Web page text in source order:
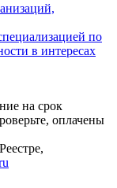
по
в интересах
на срок
оплачены